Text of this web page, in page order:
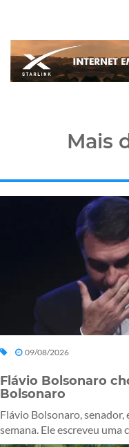
Mais
09/08/2026
Flávio Bolsonaro
Bolsonaro
Flávio Bolsonaro,
semana. Ele escreveu uma